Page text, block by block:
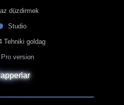
düzdirmek
Studio
Tehniki goldag
Pro version